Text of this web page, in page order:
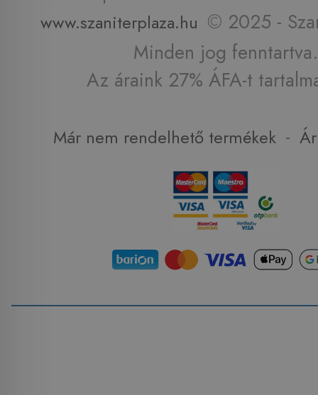
www.szaniterplaza.hu © 2025 -
Minden jog fenntartva.
Az áraink 27% ÁFA-t
Már nem rendelhető termékek -